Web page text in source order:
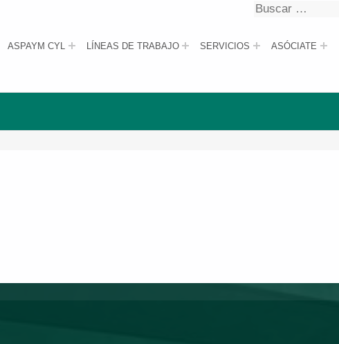
ASPAYM CYL LÍNEAS DE TRABAJO SERVICIOS ASÓCIATE
Buscar